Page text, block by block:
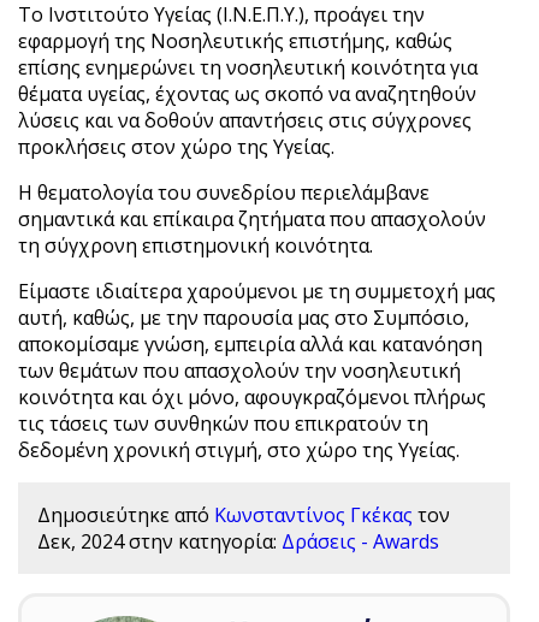
Το Ινστιτούτο Υγείας (Ι.Ν.Ε.Π.Υ.), προάγει την
εφαρμογή της Νοσηλευτικής επιστήμης, καθώς
επίσης ενημερώνει τη νοσηλευτική κοινότητα για
θέματα υγείας, έχοντας ως σκοπό να αναζητηθούν
λύσεις και να δοθούν απαντήσεις στις σύγχρονες
προκλήσεις στον χώρο της Υγείας.
Η θεματολογία του συνεδρίου περιελάμβανε
σημαντικά και επίκαιρα ζητήματα που απασχολούν
τη σύγχρονη επιστημονική κοινότητα.
Είμαστε ιδιαίτερα χαρούμενοι με τη συμμετοχή μας
αυτή, καθώς, με την παρουσία μας στο Συμπόσιο,
αποκομίσαμε γνώση, εμπειρία αλλά και κατανόηση
των θεμάτων που απασχολούν την νοσηλευτική
κοινότητα και όχι μόνο, αφουγκραζόμενοι πλήρως
τις τάσεις των συνθηκών που επικρατούν τη
δεδομένη χρονική στιγμή, στο χώρο της Υγείας.
Δημοσιεύτηκε από Κωνσταντίνος Γκέκας τον
Δεκ, 2024στην κατηγορία: Δράσεις - Awards